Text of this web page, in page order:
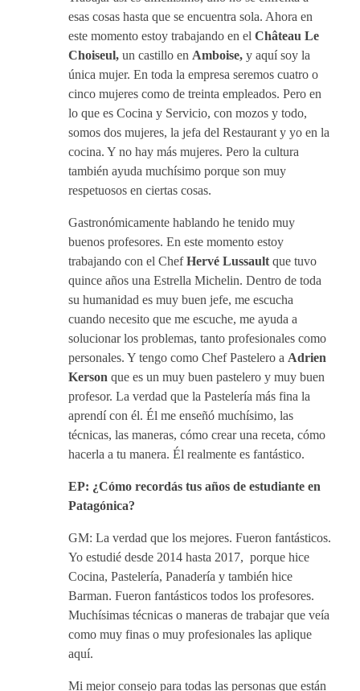
esas cosas hasta que se encuentra sola. Ahora en
este momento estoy trabajando en el Château Le
Choiseul, un castillo en Amboise, y aquí soy la
única mujer. En toda la empresa seremos cuatro o
cinco mujeres como de treinta empleados. Pero en
lo que es Cocina y Servicio, con mozos y todo,
somos dos mujeres, la jefa del Restaurant y yo en la
cocina. Y no hay más mujeres. Pero la cultura
también ayuda muchísimo porque son muy
respetuosos en ciertas cosas.
Gastronómicamente hablando he tenido muy
buenos profesores. En este momento estoy
trabajando con el ChefHervé Lussault que tuvo
quince años una Estrella Michelin. Dentro de toda
su humanidad es muy buen jefe, me escucha
cuando necesito que me escuche, me ayuda a
solucionar los problemas, tanto profesionales como
personales. Y tengo como Chef Pastelero a Adrien
Kerson que es un muy buen pastelero y muy buen
profesor. La verdad que la Pastelería más fina la
aprendí con él. Él me enseñó muchísimo, las
técnicas, las maneras, cómo crear una receta, cómo
hacerla a tu manera. Él realmente es fantástico.
EP: ¿Cómo recordás tus años de estudiante en
Patagónica?
GM: La verdad que los mejores. Fueron fantásticos.
Yo estudié desde 2014 hasta 2017, porque hice
Cocina, Pastelería, Panadería y también hice
Barman. Fueron fantásticos todos los profesores.
Muchísimas técnicas o maneras de trabajar que veía
como muy finas o muy profesionales las aplique
aquí.
Mi mejor consejo para todas las personas que están